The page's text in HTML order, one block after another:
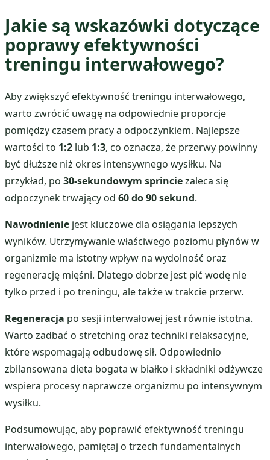
Jakie są wskazówki dotyczące
poprawy efektywności
treningu interwałowego?
Aby zwiększyć efektywność treningu interwałowego,
warto zwrócić uwagę na odpowiednie proporcje
pomiędzy czasem pracy a odpoczynkiem. Najlepsze
wartości to 1:2 lub 1:3, co oznacza, że przerwy powinny
być dłuższe niż okres intensywnego wysiłku. Na
przykład, po 30-sekundowym sprinciezaleca się
odpoczynek trwający od 60 do 90 sekund.
Nawodnienie jest kluczowe dla osiągania lepszych
wyników. Utrzymywanie właściwego poziomu płynów w
organizmie ma istotny wpływ na wydolność oraz
regenerację mięśni. Dlatego dobrze jest pić wodę nie
tylko przed i po treningu, ale także w trakcie przerw.
Regeneracja po sesji interwałowej jest równie istotna.
Warto zadbać o stretching oraz techniki relaksacyjne,
które wspomagają odbudowę sił. Odpowiednio
zbilansowana dieta bogata w białko i składniki odżywcze
wspiera procesy naprawcze organizmu po intensywnym
wysiłku.
Podsumowując, aby poprawić efektywność treningu
interwałowego, pamiętaj o trzech fundamentalnych